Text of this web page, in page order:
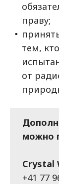
праву;
тем,
от
можно
Crystal
+41 77